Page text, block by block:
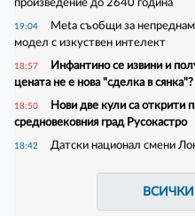
произведение до 2640 година
19:04
Meta съобщи за
модел с изкуствен интелект
18:57
Инфантино се извини и
цената не е нова "сделка в сянка"?
18:50
Нови две кули са открити
средновековния град Русокастро
18:42 Датски национал смени